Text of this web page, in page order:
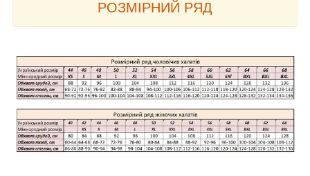
РОЗМІРНИЙ РЯД